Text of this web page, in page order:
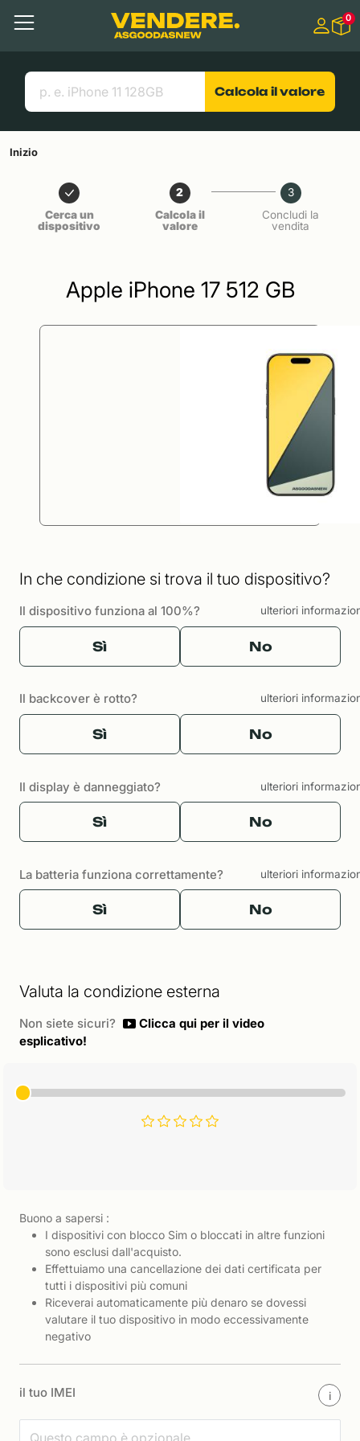
Contenuto principale
Menu
Cerca
Link utili
0
Calcola il valore
Inizio
Cerca un
dispositivo
2
Calcola il
valore
3
Concludi la
vendita
Apple iPhone 17 512 GB
In che condizione si trova il tuo dispositivo?
Il dispositivo funziona al 100%? ulteriori
Sì No
Il backcover è rotto? ulteriori
Sì No
Il display è danneggiato? ulteriori
Sì No
La batteria funziona correttamente? ulteriori
Sì No
Valuta la condizione esterna
Non siete sicuri?
Clicca qui per il video
esplicativo!
Buono a sapersi :
I dispositivi con blocco Sim o bloccati in altre funzioni
sono esclusi dall'acquisto.
Effettuiamo una cancellazione dei dati certificata per
tutti i dispositivi più comuni
Riceverai automaticamente più denaro se dovessi
valutare il tuo dispositivo in modo eccessivamente
negativo
il tuo IMEI i